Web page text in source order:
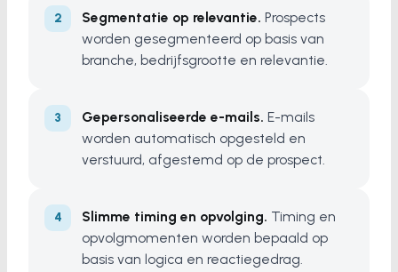
Segmentatie op relevantie. Prospects
worden gesegmenteerd op basis van
branche, bedrijfsgrootte en relevantie.
Gepersonaliseerde e-mails. E-mails
worden automatisch opgesteld en
verstuurd, afgestemd op de prospect.
Slimme timing en opvolging. Timing en
opvolgmomenten worden bepaald op
basis van logica en reactiegedrag.